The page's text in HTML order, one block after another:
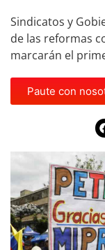
Sindicatos y
de las reformas
marcarán el
Paute con